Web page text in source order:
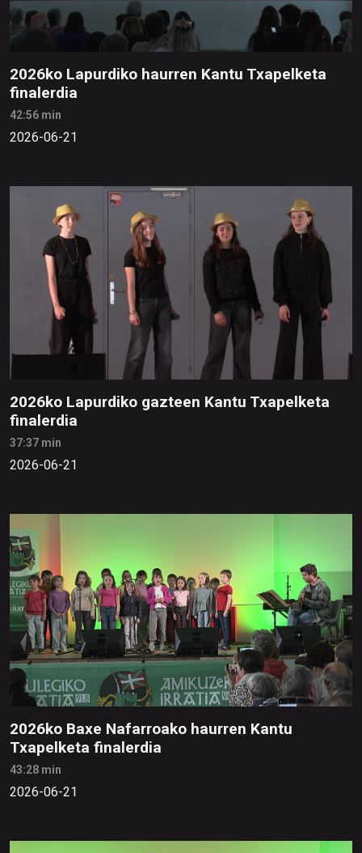
2026ko Lapurdiko haurren Kantu Txapelketa
finalerdia
42:56 min
2026-06-21
2026ko Lapurdiko gazteen Kantu Txapelketa
finalerdia
37:37 min
2026-06-21
2026ko Baxe Nafarroako haurren Kantu
Txapelketa finalerdia
43:28 min
2026-06-21